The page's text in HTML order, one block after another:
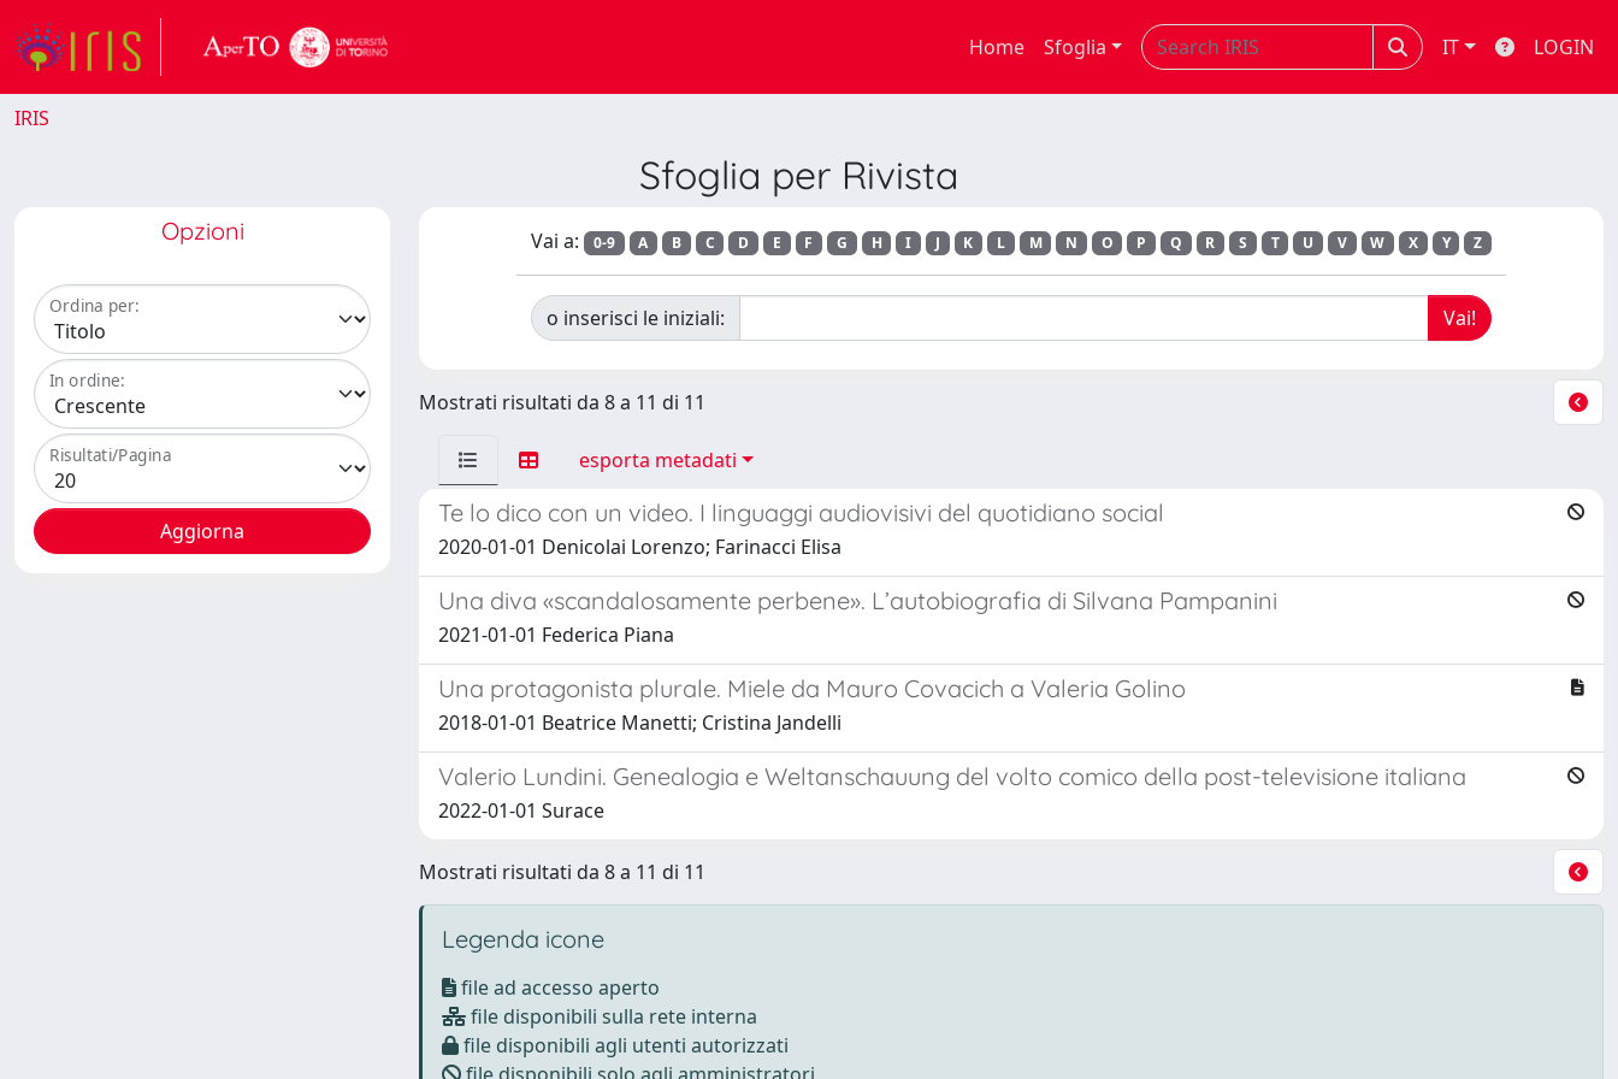
Home Sfoglia IT LOGIN
IRIS
Sfoglia per Rivista
Opzioni
Ordina per:
In ordine:
Risultati/Pagina
Vai a: 0-9 A B C D E F G H I J K L M N O P Q R S T U V W X Y Z
o inserisci le iniziali:
Mostrati risultati da 8 a 11 di 11
esporta metadati
Te lo dico con un video. I linguaggi audiovisivi del quotidiano social
2020-01-01 Denicolai Lorenzo; Farinacci Elisa
Una diva «scandalosamente perbene». L’autobiografia di Silvana Pampanini
2021-01-01 Federica Piana
Una protagonista plurale. Miele da Mauro Covacich a Valeria Golino
2018-01-01 Beatrice Manetti; Cristina Jandelli
Valerio Lundini. Genealogia e Weltanschauung del volto comico della post-televisione italiana
2022-01-01 Surace
Mostrati risultati da 8 a 11 di 11
Legenda icone
file ad accesso aperto
file disponibili sulla rete interna
file disponibili agli utenti autorizzati